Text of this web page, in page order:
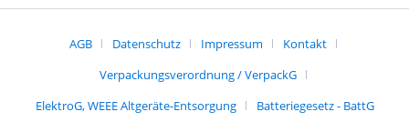
AGB Datenschutz Impressum
Kontakt
Verpackungsverordnung / VerpackG
ElektroG, WEEE Altgeräte-Entsorgung
Batteriegesetz - BattG